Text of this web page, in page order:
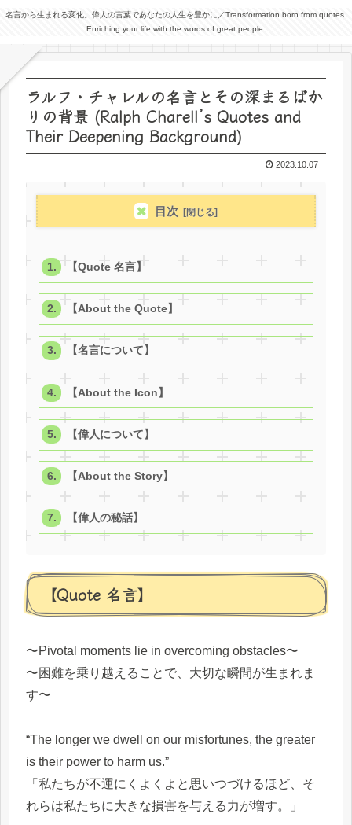
名言から生まれる変化。偉人の言葉であなたの人生を豊かに／Transformation born from quotes.
Enriching your life with the words of great people.
ラルフ・チャレルの名言とその深まるばか
りの背景 (Ralph Charell’s Quotes and
Their Deepening Background)
2023.10.07
目次
【Quote 名言】
【About the Quote】
【名言について】
【About the Icon】
【偉人について】
【About the Story】
【偉人の秘話】
【Quote 名言】
〜Pivotal moments lie in overcoming obstacles〜
〜困難を乗り越えることで、大切な瞬間が生まれま
す〜
“The longer we dwell on our misfortunes, the greater
is their power to harm us.”
「私たちが不運にくよくよと思いつづけるほど、そ
れらは私たちに大きな損害を与える力が増す。」